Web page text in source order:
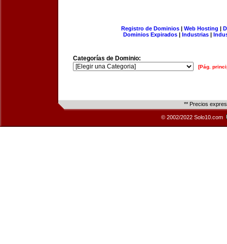
Registro de Dominios| Web Hosting |
Dominios Expirados | Industrias |
Categorías de Dominio:
[Pág.
** Precios
© 2002/2022 Solo10.com